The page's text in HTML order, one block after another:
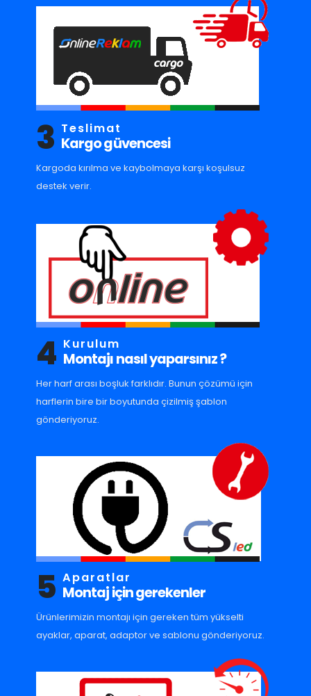
3 Teslimat
Kargo güvencesi
Kargoda kırılma ve kaybolmaya karşı koşulsuz
destek verir.
4 Kurulum
Montajı nasıl yaparsınız ?
Her harf arası boşluk farklıdır. Bunun çözümü için
harflerin bire bir boyutunda çizilmiş şablon
gönderiyoruz.
5 Aparatlar
Montaj için gerekenler
Ürünlerimizin montajı için gereken tüm yükselti
ayaklar, aparat, adaptor ve sablonu gönderiyoruz.